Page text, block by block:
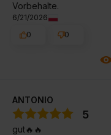
Vorbehalte.
6/21/2026
0
0
ANTONIO
5
gut🔥🔥